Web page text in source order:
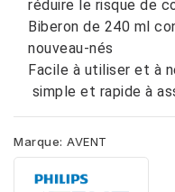
réduire le risque de
Biberon de 240 ml
nouveau-nés
Facile à utiliser et à
simple et rapide à
Marque: AVENT